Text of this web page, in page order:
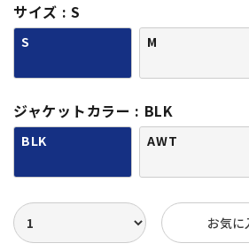
サイズ S
S M
ジャケットカラー BLK
BLK AWT
お気に